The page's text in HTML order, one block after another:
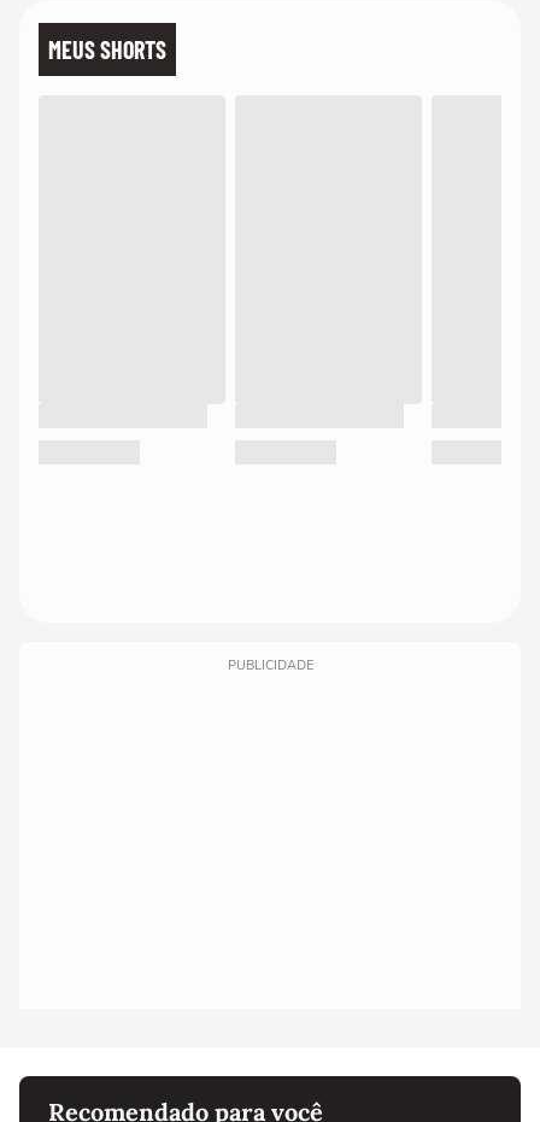
MEUS SHORTS
PUBLICIDADE
Recomendado para você